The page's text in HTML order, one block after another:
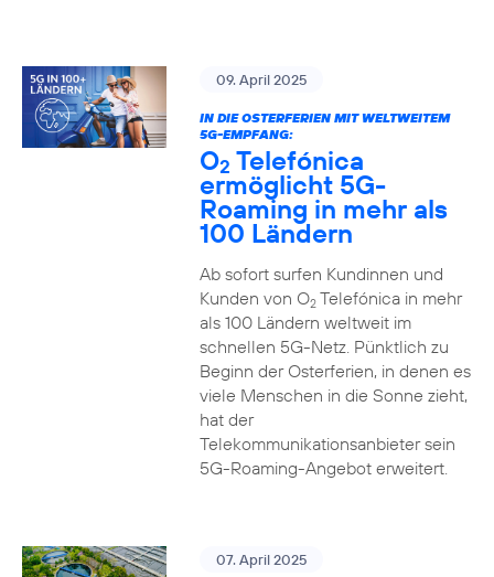
09. April 2025
IN DIE OSTERFERIEN MIT WELTWEITEM
5G-EMPFANG:
O2 Telefónica
ermöglicht 5G-
Roaming in mehr als
100 Ländern
Ab sofort surfen Kundinnen und
Kunden von O2Telefónica in mehr
als 100 Ländern weltweit im
schnellen 5G-Netz. Pünktlich zu
Beginn der Osterferien, in denen es
viele Menschen in die Sonne zieht,
hat der
Telekommunikationsanbieter sein
5G-Roaming-Angebot erweitert.
07. April 2025